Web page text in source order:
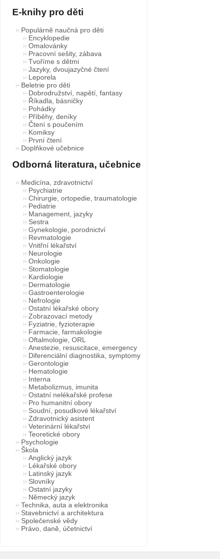
E-knihy pro děti
Populárně naučná pro děti
Encyklopedie
Omalovánky
Pracovní sešity, zábava
Tvoříme s dětmi
Jazyky, dvoujazyčné čtení
Leporela
Beletrie pro děti
Dobrodružství, napětí, fantasy
Říkadla, básničky
Pohádky
Příběhy, deníky
Čtení s poučením
Komiksy
První čtení
Doplňkové učebnice
Odborná literatura, učebnice
Medicína, zdravotnictví
Psychiatrie
Chirurgie, ortopedie, traumatologie
Pediatrie
Management, jazyky
Sestra
Gynekologie, porodnictví
Revmatologie
Vnitřní lékařství
Neurologie
Onkologie
Stomatologie
Kardiologie
Dermatologie
Gastroenterologie
Nefrologie
Ostatní lékařské obory
Zobrazovací metody
Fyziatrie, fyzioterapie
Farmacie, farmakologie
Oftalmologie, ORL
Anestezie, resuscitace, emergency
Diferenciální diagnostika, symptomy
Gerontologie
Hematologie
Interna
Metabolizmus, imunita
Ostatní nelékařské profese
Pro humanitní obory
Soudní, posudkové lékařství
Zdravotnický asistent
Veterinární lékařství
Teoretické obory
Psychologie
Škola
Anglický jazyk
Lékařské obory
Latinský jazyk
Slovníky
Ostatní jazyky
Německý jazyk
Technika, auta a elektronika
Stavebnictví a architektura
Společenské vědy
Právo, daně, účetnictví